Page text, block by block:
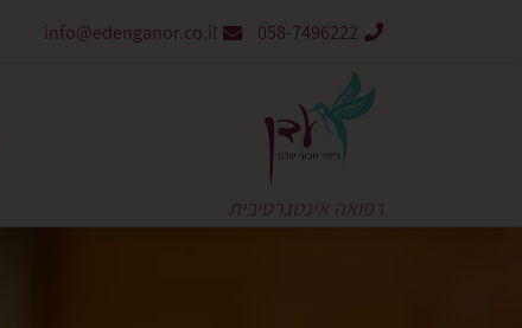
058-7496222
info@edenganor.co.il
רפואה אינטגרטיבית